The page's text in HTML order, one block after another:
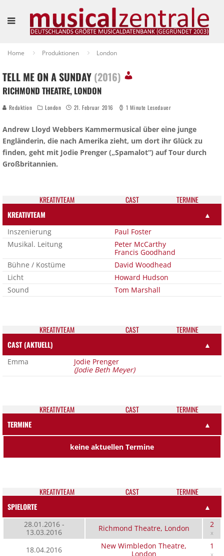
Home Produktionen London
TELL ME ON A SUNDAY (2016)
RICHMOND THEATRE, LONDON
Redaktion London 21. Februar 2016 1 Minute Lesedauer
Andrew Lloyd Webbers Kammermusical über eine junge
Engländerin, die nach Amerika zieht, um dort ihr Glück zu
finden, geht mit Jodie Prenger („Spamalot“) auf Tour durch
Großbritannien.
KREATIV­TEAM CAST
TER­MI­NE
KREATIVTEAM
▲
Inszenierung
Paul Foster
Musikal. Leitung
Peter McCarthy
Francis Goodhand
Bühne / Kostüme
David Woodhead
Licht
Howard Hudson
Sound
Tom Marshall
KREATIV­TEAM CAST
TER­MI­NE
CAST (AKTUELL)
▲
Emma
Jodie Prenger
(Jodie Beth Meyer)
KREATIV­TEAM CAST
TER­MI­NE
TERMINE
▲
keine aktuellen Termine
KREATIV­TEAM CAST
TER­MI­NE
SPIELORTE
▲
28.01.2016 -
13.03.2016
Richmond Theatre, London 2
x
18.04.2016
New Wimbledon Theatre,
London
1
x